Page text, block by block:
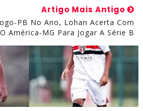
Artigo Mais Antigo
PB No Ano, Lohan Acerta Com
O América-MG Para Jogar A Série B